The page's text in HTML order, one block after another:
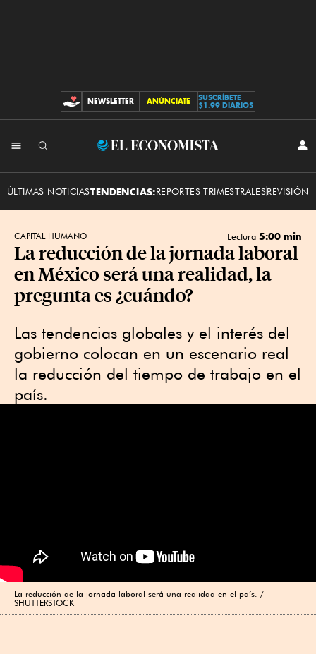
CONTRIBUCIONES
NEWSLETTER ANÚNCIATE
SUSCRÍBETE
$1.99 DIARIOS
El
ÚLTIMAS NOTICIASTENDENCIAS:REPORTES TRIMESTRALESREVISIÓN
CAPITAL HUMANO Lectura 5:00 min
La reducción de la jornada laboral
en México será una realidad, la
pregunta es ¿cuándo?
Las tendencias globales y el interés del
gobierno colocan en un escenario real
la reducción del tiempo de trabajo en el
país.
La reducción de la jornada laboral será una realidad en el país. /
SHUTTERSTOCK